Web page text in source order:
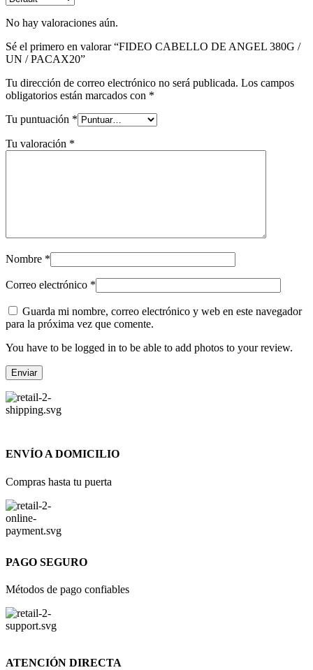
No hay valoraciones aún.
Sé el primero en valorar “FIDEO CABELLO DE ANGEL 380G /
UN / PACAX20”
Tu dirección de correo electrónico no será publicada. Los campos
obligatorios están marcados con *
Tu puntuación *
Tu valoración *
Nombre *
Correo electrónico *
Guarda mi nombre, correo electrónico y web en este navegador
para la próxima vez que comente.
You have to be logged in to be able to add photos to your review.
ENVÍO A DOMICILIO
Compras hasta tu puerta
PAGO SEGURO
Métodos de pago confiables
ATENCIÓN DIRECTA